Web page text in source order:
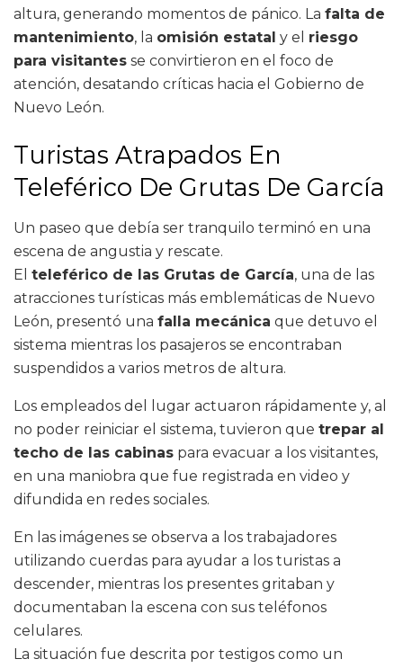
altura, generando momentos de pánico. La falta de
mantenimiento, la omisión estatal y el riesgo
para visitantes se convirtieron en el foco de
atención, desatando críticas hacia el Gobierno de
Nuevo León.
Turistas Atrapados En
Teleférico De Grutas De García
Un paseo que debía ser tranquilo terminó en una
escena de angustia y rescate.
El teleférico de las Grutas de García, una de las
atracciones turísticas más emblemáticas de Nuevo
León, presentó una falla mecánica que detuvo el
sistema mientras los pasajeros se encontraban
suspendidos a varios metros de altura.
Los empleados del lugar actuaron rápidamente y, al
no poder reiniciar el sistema, tuvieron que trepar al
techo de las cabinas para evacuar a los visitantes,
en una maniobra que fue registrada en video y
difundida en redes sociales.
En las imágenes se observa a los trabajadores
utilizando cuerdas para ayudar a los turistas a
descender, mientras los presentes gritaban y
documentaban la escena con sus teléfonos
celulares.
La situación fue descrita por testigos como un